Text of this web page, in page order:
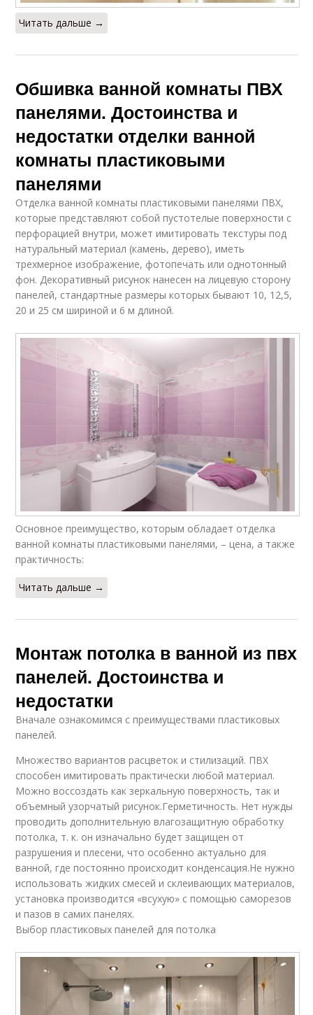
Читать дальше →
Обшивка ванной комнаты ПВХ
панелями. Достоинства и
недостатки отделки ванной
комнаты пластиковыми
панелями
Отделка ванной комнаты пластиковыми панелями ПВХ,
которые представляют собой пустотелые поверхности с
перфорацией внутри, может имитировать текстуры под
натуральный материал (камень, дерево), иметь
трехмерное изображение, фотопечать или однотонный
фон. Декоративный рисунок нанесен на лицевую сторону
панелей, стандартные размеры которых бывают 10, 12,5,
20 и 25 см шириной и 6 м длиной.
Основное преимущество, которым обладает отделка
ванной комнаты пластиковыми панелями, – цена, а также
практичность:
Читать дальше →
Монтаж потолка в ванной из пвх
панелей. Достоинства и
недостатки
Вначале ознакомимся с преимуществами пластиковых
панелей.
Множество вариантов расцветок и стилизаций. ПВХ
способен имитировать практически любой материал.
Можно воссоздать как зеркальную поверхность, так и
объемный узорчатый рисунок.Герметичность. Нет нужды
проводить дополнительную влагозащитную обработку
потолка, т. к. он изначально будет защищен от
разрушения и плесени, что особенно актуально для
ванной, где постоянно происходит конденсация.Не нужно
использовать жидких смесей и склеивающих материалов,
установка производится «всухую» с помощью саморезов
и пазов в самих панелях.
Выбор пластиковых панелей для потолка